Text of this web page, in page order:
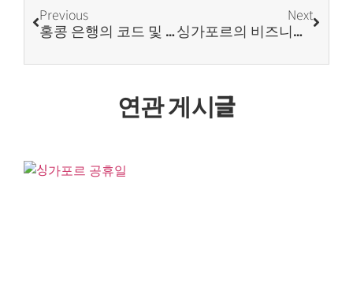
Previous
홍콩 은행의 코드 및 지점 코드에 대한 가이드
Next
싱가포르의 비즈니스 문화
연관 게시글